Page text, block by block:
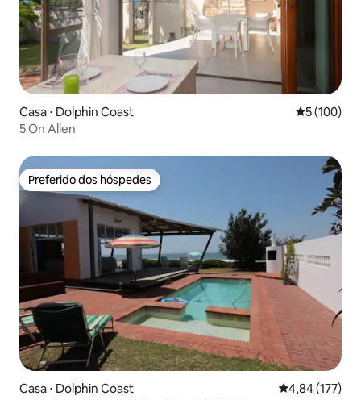
Casa ⋅ Dolphin Coast 5 de uma
5 (100)
5 On Allen
Preferido dos hóspedes
Preferido dos hóspedes
Casa ⋅ Dolphin Coast 4,84 de uma
4,84 (177)